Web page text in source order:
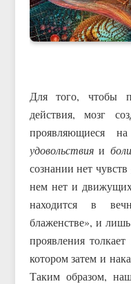
Для того, чтобы
действия, мозг
проявляющиеся
удовольствияиболи
сознании нет
нем нет и
находится в
блаженстве», и
проявления
котором затем и
Таким образом,